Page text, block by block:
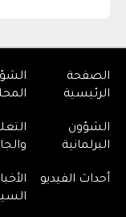
الصفحة
الرئيسية
الشؤون
البرلمانية
أحداث الفيديو